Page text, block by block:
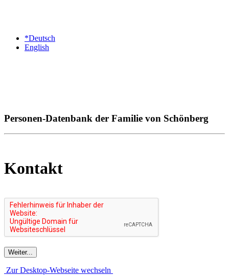
*Deutsch
English
Personen-Datenbank der Familie von Schönberg
Kontakt
Zur Desktop-Webseite wechseln